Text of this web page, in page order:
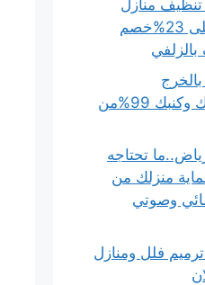
منازل
وشقق وفلل احصل على 23%خصم
بـ40%لتنظيف مجالسك وكنبك 99%من
تحتاجه
حماية منزلك من
وصوتي
ترميم فلل ومنازل